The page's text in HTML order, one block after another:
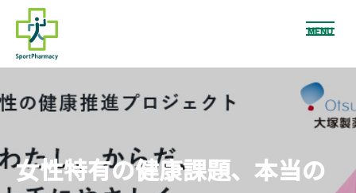
MENU
女性特有の健康課題、本当の